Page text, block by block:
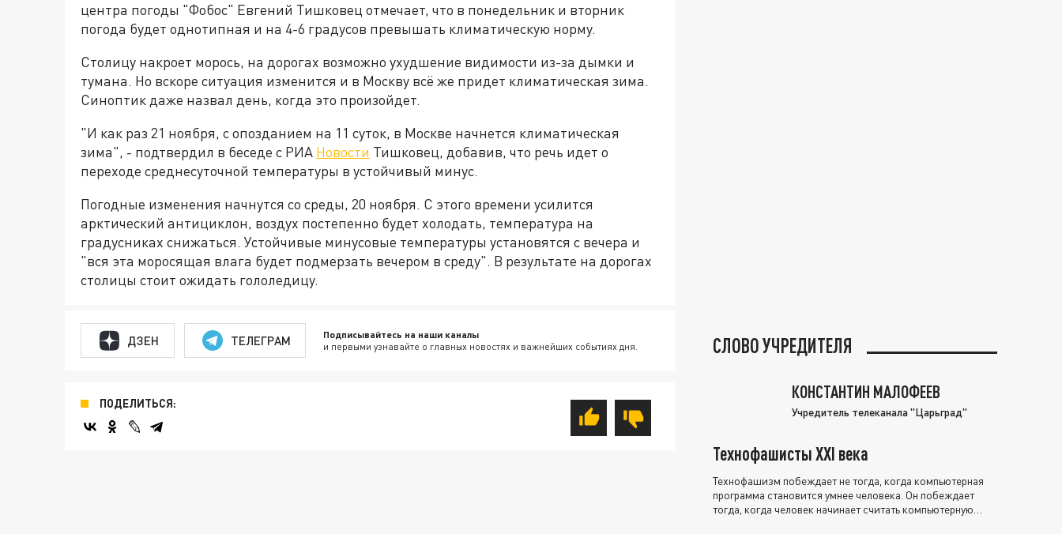
центра погоды "Фобос" Евгений Тишковец отмечает, что в понедельник и вторник
погода будет однотипная и на 4-6 градусов превышать климатическую норму.
Столицу накроет морось, на дорогах возможно ухудшение видимости из-за дымки и
тумана. Но вскоре ситуация изменится и в Москву всё же придет климатическая зима.
Синоптик даже назвал день, когда это произойдет.
"И как раз 21 ноября, с опозданием на 11 суток, в Москве начнется климатическая
зима", - подтвердил в беседе с РИА Новости Тишковец, добавив, что речь идет о
переходе среднесуточной температуры в устойчивый минус.
Погодные изменения начнутся со среды, 20 ноября. С этого времени усилится
арктический антициклон, воздух постепенно будет холодать, температура на
градусниках снижаться. Устойчивые минусовые температуры установятся с вечера и
"вся эта моросящая влага будет подмерзать вечером в среду". В результате на дорогах
столицы стоит ожидать гололедицу.
ДЗЕН ТЕЛЕГРАМ Подписывайтесь на наши каналы
и первыми узнавайте о главных новостях и важнейших событиях дня.
ПОДЕЛИТЬСЯ:
СЛОВО УЧРЕДИТЕЛЯ
КОНСТАНТИН МАЛОФЕЕВ
Учредитель телеканала "Царьград"
Технофашисты XXI века
Технофашизм побеждает не тогда, когда компьютерная
программа становится умнее человека. Он побеждает
тогда, когда человек начинает считать компьютерную